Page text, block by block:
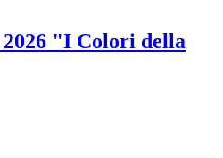
"I Colori della